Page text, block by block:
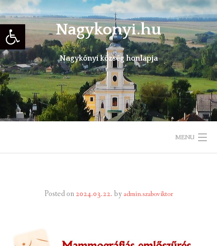
Eszköztár megnyitása
Skip
to
content
Nagykonyi.hu
Nagykónyi község honlapja
MENU
TELEPÜLÉSÜNKRŐL
INTÉZMÉNYEK
Posted on2024.03.22.by admin.szaboviktor